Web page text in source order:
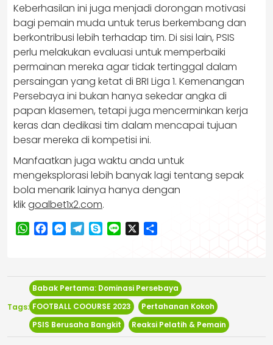
Keberhasilan ini juga menjadi dorongan motivasi
bagi pemain muda untuk terus berkembang dan
berkontribusi lebih terhadap tim. Di sisi lain, PSIS
perlu melakukan evaluasi untuk memperbaiki
permainan mereka agar tidak tertinggal dalam
persaingan yang ketat di BRI Liga 1. Kemenangan
Persebaya ini bukan hanya sekedar angka di
papan klasemen, tetapi juga mencerminkan kerja
keras dan dedikasi tim dalam mencapai tujuan
besar mereka di kompetisi ini.
Manfaatkan juga waktu anda untuk
mengeksplorasi lebih banyak lagi tentang sepak
bola menarik lainya hanya dengan
klikgoalbet1x2.com.
WhatsApp
Facebook
Messenger
Telegram
SkypeLine
Tags:
Babak Pertama: Dominasi Persebaya
FOOTBALL COOURSE 2023
Pertahanan Kokoh
PSIS Berusaha Bangkit
Reaksi Pelatih & Pemain